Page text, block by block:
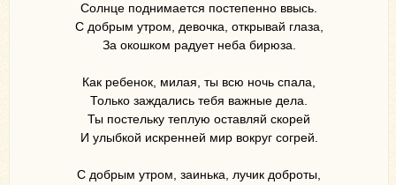
Солнце поднимается постепенно ввысь.
С добрым утром, девочка, открывай глаза,
За окошком радует неба бирюза.
Как ребенок, милая, ты всю ночь спала,
Только заждались тебя важные дела.
Ты постельку теплую оставляй скорей
И улыбкой искренней мир вокруг согрей.
С добрым утром, заинька, лучик доброты,